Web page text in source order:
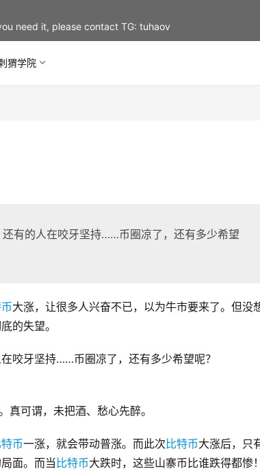
猬学院
有的人在咬牙坚持……币圈凉了，还有多少希望
大涨，让很多人兴奋不已，以为牛市要来了。但没
的失望。
咬牙坚持……币圈凉了，还有多少希望呢？
真可谓，未把酒、愁心先醉。
特币一涨，就会带动普涨。而此次 比特币大涨后，只
面。而当 比特币大跌时，这些山寨币比谁跌得都惨！
need it, please contact TG: tuhaov